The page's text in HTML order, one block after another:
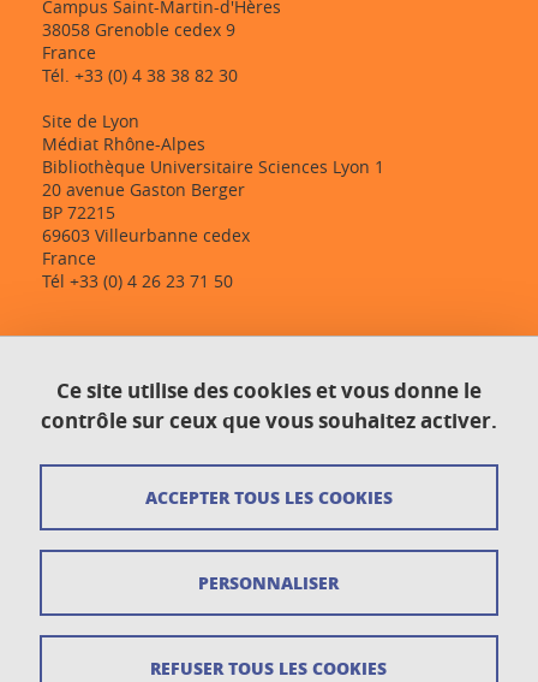
Campus Saint-Martin-d'Hères
38058 Grenoble cedex 9
France
Tél. +33 (0) 4 38 38 82 30
Site de Lyon
Médiat Rhône-Alpes
Bibliothèque Universitaire Sciences Lyon 1
20 avenue Gaston Berger
BP 72215
69603 Villeurbanne cedex
France
Tél +33 (0) 4 26 23 71 50
Plan du site
Crédits
Mentions légales
Données personnelles
Ce site utilise des cookies et vous donne le
contrôle sur ceux que vous souhaitez activer.
ACCEPTER TOUS LES COOKIES
REFUSER TOUS LES COOKIES
PERSONNALISER